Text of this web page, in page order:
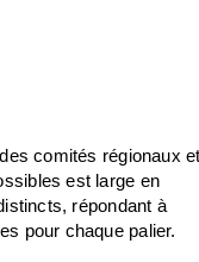
comités régionaux et
est large en
répondant à
pour chaque palier.